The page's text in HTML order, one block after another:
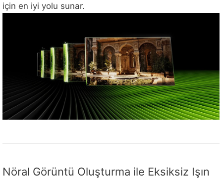
için en iyi yolu sunar.
Nöral Görüntü Oluşturma ile Eksiksiz Işın